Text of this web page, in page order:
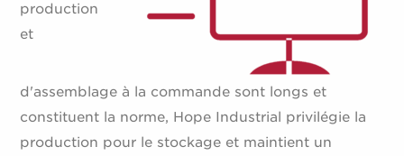
production
et
d'assemblage à la commande sont longs et
constituent la norme, Hope Industrial privilégie la
production pour le stockage et maintient un